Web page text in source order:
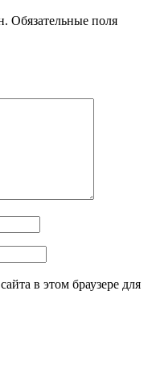
Обязательные поля
в этом браузере для